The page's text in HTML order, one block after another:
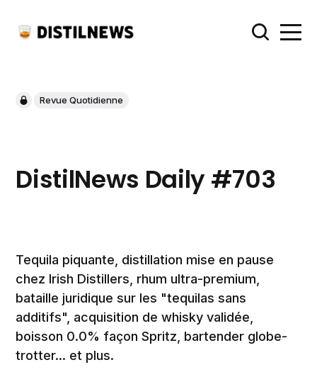
Revue Quotidienne
DistilNews Daily #703
Tequila piquante, distillation mise en pause
chez Irish Distillers, rhum ultra-premium,
bataille juridique sur les "tequilas sans
additifs", acquisition de whisky validée,
boisson 0.0% façon Spritz, bartender globe-
trotter... et plus.